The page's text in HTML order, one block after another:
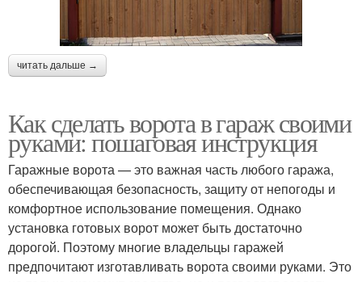
читать дальше →
Как сделать ворота в гараж своими
руками: пошаговая инструкция
Гаражные ворота — это важная часть любого гаража,
обеспечивающая безопасность, защиту от непогоды и
комфортное использование помещения. Однако
установка готовых ворот может быть достаточно
дорогой. Поэтому многие владельцы гаражей
предпочитают изготавливать ворота своими руками. Это